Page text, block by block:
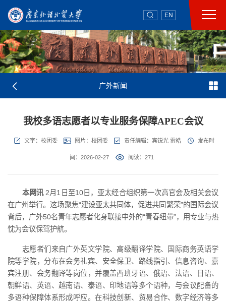
EN
广外新闻
我校多语志愿者以专业服务保障APEC会议
文字：校团委 图片：校团委 责任编辑：宾锐光 雷皓 发布时
间：2026-02-27 阅读：271
本网讯 2月1日至10日，亚太经合组织第一次高官会及相关会议
在广州举行。这场聚焦“建设亚太共同体，促进共同繁荣”的国际会议
背后，广外50名青年志愿者化身联接中外的“青春纽带”，用专业与热
忱为会议保驾护航。
志愿者们来自广外英文学院、高级翻译学院、国际商务英语学
院等学院，分布在会务礼宾、安全保卫、路线指引、信息咨询、嘉
宾注册、会务翻译等岗位，并覆盖西班牙语、俄语、法语、日语、
朝鲜语、英语、越南语、泰语、印地语等多个语种，与会议配备的
多语种保障体系形成呼应。在科技创新、贸易合作、数字经济等多